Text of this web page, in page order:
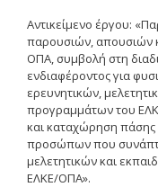
Guidelines
Οδηγίες για
ειδών/παροχή
με βάση τον
Οδηγίες με βάση
Ν.4957/2022
Guidelines Archive
Αντικείμενο έργου:
παρουσιών, απουσιών
ΟΠΑ, συμβολή στη
ενδιαφέροντος για
ερευνητικών,
προγραμμάτων του
και καταχώρηση
προσώπων που
μελετητικών και
ΕΛΚΕ/ΟΠΑ».